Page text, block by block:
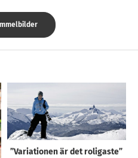
”Variationen är det roligaste”